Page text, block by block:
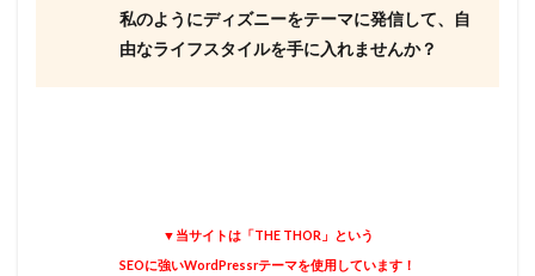
私のようにディズニーをテーマに発信して、自
由なライフスタイルを手に入れませんか？
▼当サイトは「THE THOR」という
SEOに強いWordPressrテーマを使用しています！